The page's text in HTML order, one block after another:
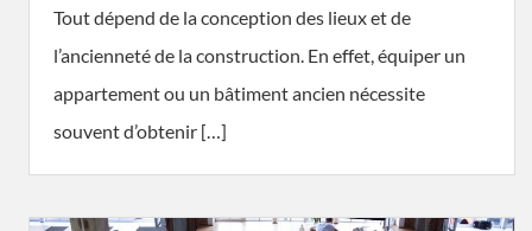
Tout dépend de la conception des lieux et de
l’ancienneté de la construction. En effet, équiper un
appartement ou un bâtiment ancien nécessite
souvent d’obtenir […]